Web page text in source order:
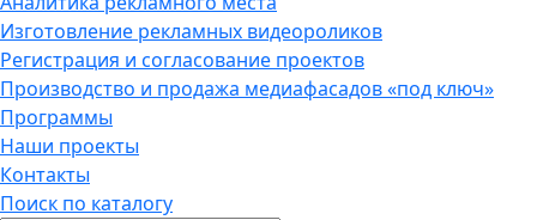
Изготовление рекламных видеороликов
Регистрация и согласование проектов
Производство и продажа медиафасадов «под ключ»
Программы
Наши проекты
Контакты
Поиск по каталогу